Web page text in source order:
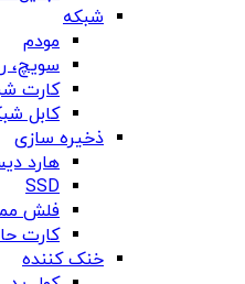
شبکه
مودم
سویچ،
کارت
کابل
ذخیره سازی
هارد
SSD
فلش
کارت
خنک کننده